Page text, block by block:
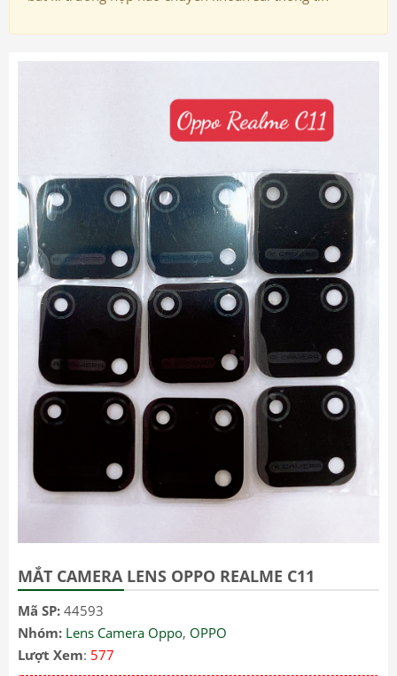
MẮT CAMERA LENS OPPO REALME C11
Mã SP: 44593
Nhóm: Lens Camera Oppo, OPPO
Lượt Xem: 577